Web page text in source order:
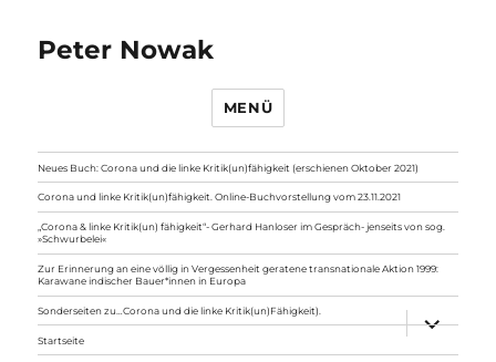
Peter Nowak
MENÜ
Neues Buch: Corona und die linke Kritik(un)fähigkeit (erschienen Oktober 2021)
Corona und linke Kritik(un)fähigkeit. Online-Buchvorstellung vom 23.11.2021
„Corona & linke Kritik(un) fähigkeit“- Gerhard Hanloser im Gespräch- jenseits von sog.
»Schwurbelei«
Zur Erinnerung an eine völlig in Vergessenheit geratene transnationale Aktion 1999:
Karawane indischer Bauer*innen in Europa
Sonderseiten zu…Corona und die linke Kritik(un)Fähigkeit).
anzeigen
Startseite